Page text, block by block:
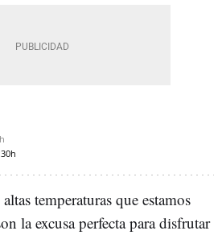
temperaturas que estamos
la excusa perfecta para disfrutar